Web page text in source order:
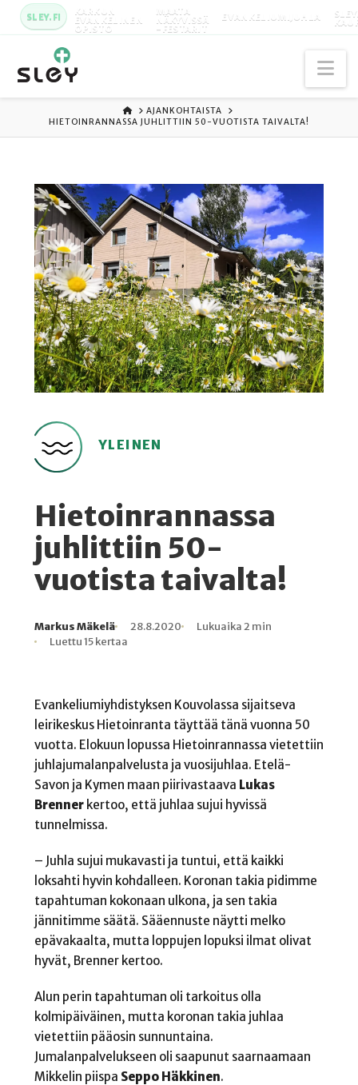
SLEY.FI KARKUN
EVANKELINEN
OPISTO
MAATA
NÄKYVISSÄ
-FESTARIT
EVANKELIUMIJUHLA
ETUSIVU
AJANKOHTAISTA
HIETOINRANNASSA JUHLITTIIN 50-VUOTISTA TAIVALTA!
YLEINEN
Hietoinrannassa
juhlittiin 50-
vuotista taivalta!
Kirjoittaja
Markus Mäkelä
Julkaistu
28.8.2020
Lukuaika
Lukuaika 2 min
Lukukertoja
Luettu 15 kertaa
Evankeliumiyhdistyksen Kouvolassa sijaitseva
leirikeskus Hietoinranta täyttää tänä vuonna 50
vuotta. Elokuun lopussa Hietoinrannassa vietettiin
juhlajumalanpalvelusta ja vuosijuhlaa. Etelä-
Savon ja Kymen maan piirivastaava Lukas
Brennerkertoo, että juhlaa sujui hyvissä
tunnelmissa.
– Juhla sujui mukavasti ja tuntui, että kaikki
loksahti hyvin kohdalleen. Koronan takia pidimme
tapahtuman kokonaan ulkona, ja sen takia
jännitimme säätä. Sääennuste näytti melko
epävakaalta, mutta loppujen lopuksi ilmat olivat
hyvät, Brenner kertoo.
Alun perin tapahtuman oli tarkoitus olla
kolmipäiväinen, mutta koronan takia juhlaa
vietettiin pääosin sunnuntaina.
Jumalanpalvelukseen oli saapunut saarnaamaan
Mikkelin piispa Seppo Häkkinen.